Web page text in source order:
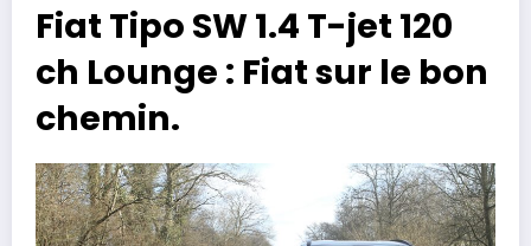
Fiat Tipo SW 1.4 T-jet 120
ch Lounge : Fiat sur le bon
chemin.